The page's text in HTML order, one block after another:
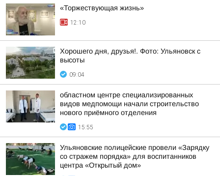
«Торжествующая жизнь»
12:10
Хорошего дня, друзья!. Фото: Ульяновск с
высоты
09:04
областном центре специализированных
видов медпомощи начали строительство
нового приёмного отделения
15:55
Ульяновские полицейские провели «Зарядку
со стражем порядка» для воспитанников
центра «Открытый дом»